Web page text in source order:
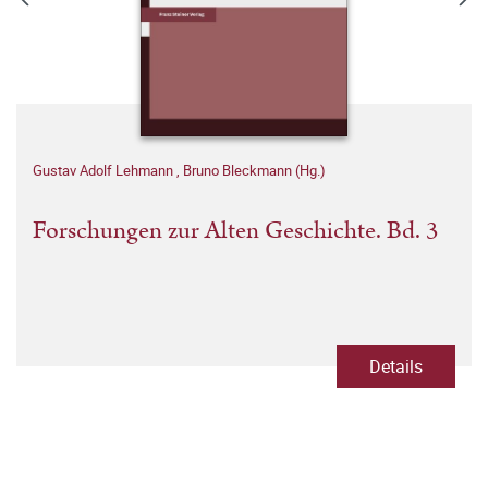
Gustav Adolf Lehmann, Bruno Bleckmann (Hg.)
Forschungen zur Alten Geschichte. Bd. 3
Details